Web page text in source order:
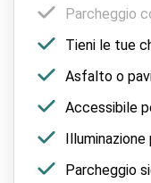
Parcheggio
Tieni le tue
Asfalto o
Accessibile
Parcheggio